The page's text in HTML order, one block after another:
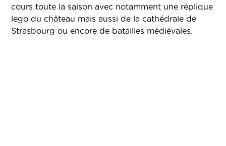
cours toute la saison avec notamment une réplique
lego du château mais aussi de la cathédrale de
Strasbourg ou encore de batailles médiévales.